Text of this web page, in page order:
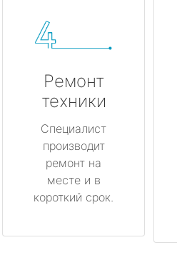
Ремонт
техники
Специалист
производит
ремонт на
месте и в
короткий срок.